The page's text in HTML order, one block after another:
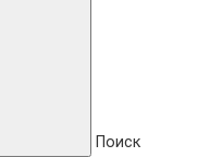
Поиск